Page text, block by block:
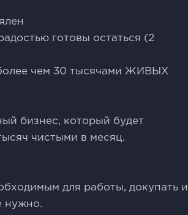
готовы остаться (2
чем 30 тысячами ЖИВЫХ
бизнес, который будет
чистыми в месяц.
для работы, докупать и
нужно.